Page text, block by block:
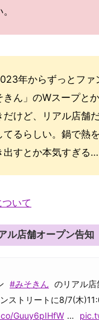
年からずっとファ
きん」のWスープと
だけど、リアル店舗
てるらしい。鍋で熱
出すとか本気すぎる…
いて
ル店舗オープン告知
#みそきん のリアル
ストリートに8/7(木
Guuy6pIHfW …